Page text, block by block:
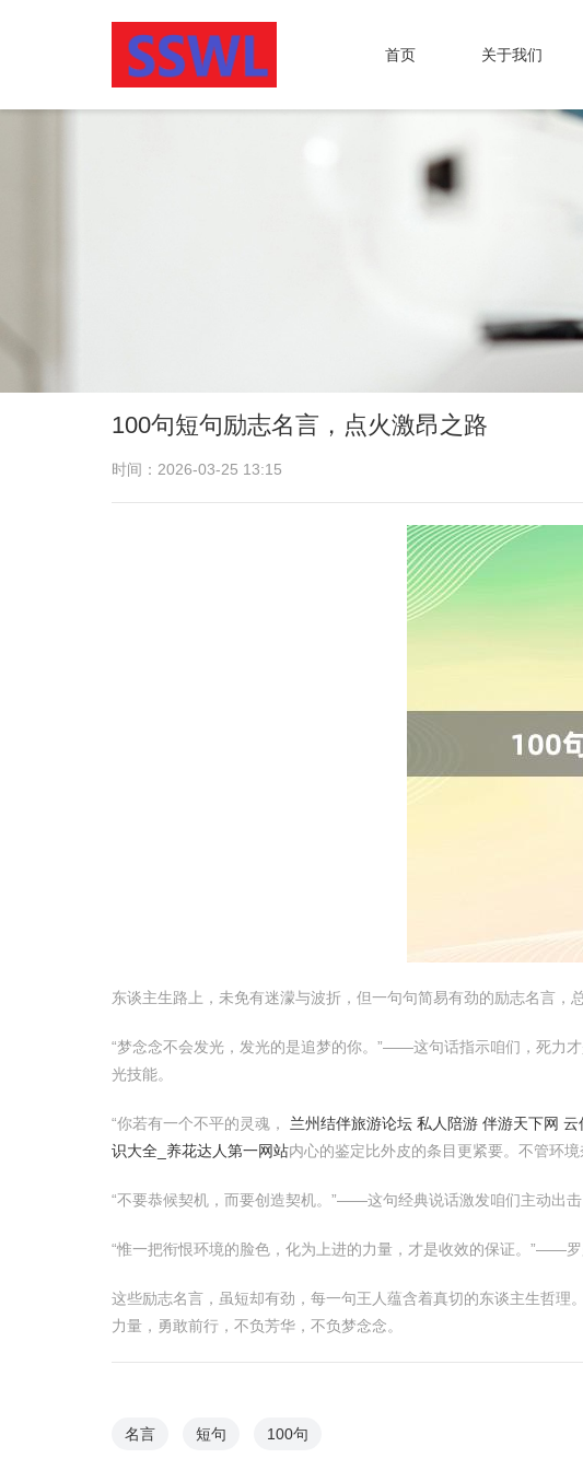
首页 关于我们
100句短句励志名言，点火激昂之路
时间：2026-03-25 13:15
东谈主生路上，未免有迷濛与波折，但一句句简易有劲的励志名言，
“梦念念不会发光，发光的是追梦的你。”——这句话指示咱们，死力
光技能。
“你若有一个不平的灵魂， 兰州结伴旅游论坛 私人陪游 伴游天下网
识大全_养花达人第一网站内心的鉴定比外皮的条目更紧要。不管环境
“不要恭候契机，而要创造契机。”——这句经典说话激发咱们主动出
“惟一把衔恨环境的脸色，化为上进的力量，才是收效的保证。”——
这些励志名言，虽短却有劲，每一句王人蕴含着真切的东谈主生哲
力量，勇敢前行，不负芳华，不负梦念念。
名言 短句 100句